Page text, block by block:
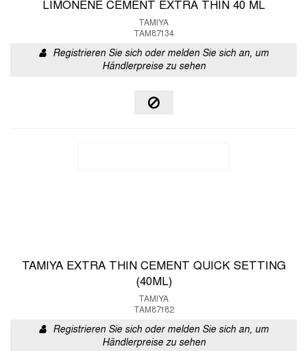
LIMONENE CEMENT EXTRA THIN 40 ML
TAMIYA
TAM87134
Registrieren Sie sich oder melden Sie sich an, um
Händlerpreise zu sehen
TAMIYA EXTRA THIN CEMENT QUICK SETTING
(40ML)
TAMIYA
TAM87182
Registrieren Sie sich oder melden Sie sich an, um
Händlerpreise zu sehen